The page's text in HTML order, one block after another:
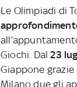
Le Olimpiadi di
Giochi. Dal 23
Giappone grazie
Milano due gli